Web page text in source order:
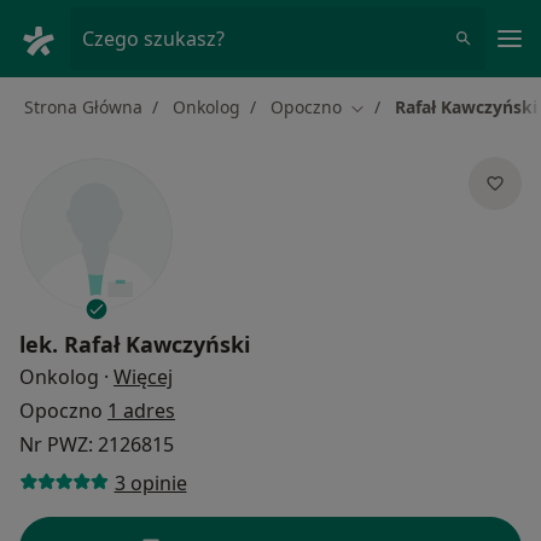
Czego szukasz?
Strona Główna Onkolog Opoczno Zmień miasto
Rafał Kawczyński
lek. Rafał Kawczyński
Onkolog · Więcej
Opoczno 1 adres
Nr PWZ: 2126815
3 opinie